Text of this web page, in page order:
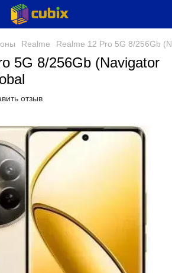
Realme Realme 12 Pro 5G 8/256Gb
5G 8/256Gb (Navigator
отзыв